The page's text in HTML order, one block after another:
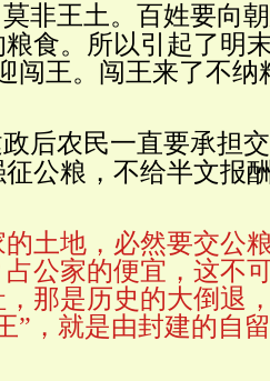
非王土。百姓要向
食。所以引起了明
闯王。闯王来了不纳
后农民一直要承担
公粮，不给半文报
的土地，必然要交公
公家的便宜，这不
那是历史的大倒退
”，就是由封建的自